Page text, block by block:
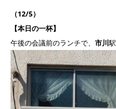
（12/5）
【本日の一杯】
午後の会議前のランチで、 市川